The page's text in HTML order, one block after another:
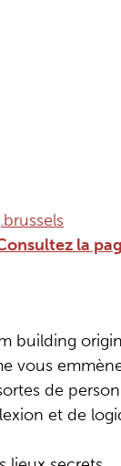
la
building
vous
de
et de